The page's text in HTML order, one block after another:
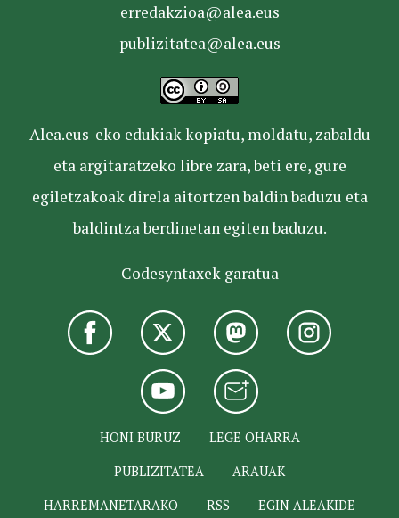
erredakzioa@alea.eus
publizitatea@alea.eus
Alea.eus-eko edukiak kopiatu, moldatu, zabaldu
eta argitaratzeko libre zara, beti ere, gure
egiletzakoak direla aitortzen baldin baduzu eta
baldintza berdinetan egiten baduzu.
Codesyntaxek garatua
HONI BURUZ
LEGE OHARRA
PUBLIZITATEA
ARAUAK
HARREMANETARAKO
RSS EGIN ALEAKIDE